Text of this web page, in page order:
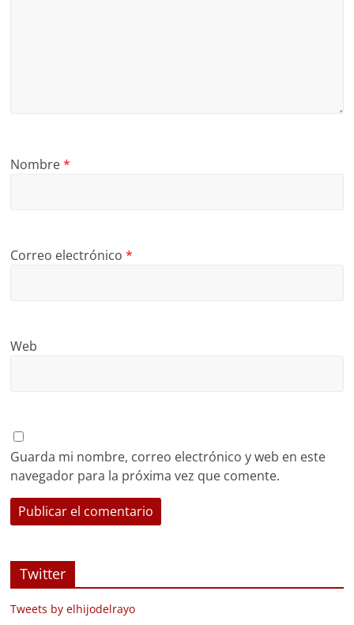
Nombre*
Correo electrónico*
Web
Guarda mi nombre, correo electrónico y web en este
navegador para la próxima vez que comente.
Twitter
Tweets by elhijodelrayo